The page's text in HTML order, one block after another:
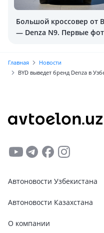
Большой кроссовер от
— Denza N9. Первые
Главная
Новости
BYD выведет бренд Denza в
Автоновости Узбекистана
Автоновости Казахстана
О компании